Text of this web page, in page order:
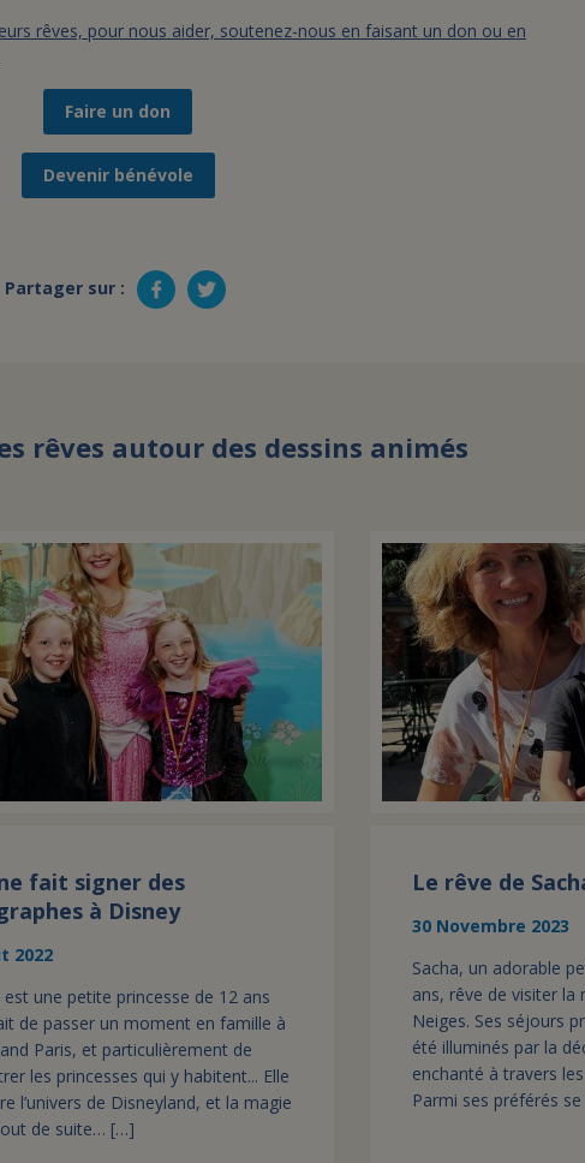
rêves, pour nous aider, soutenez-nous en faisant un don ou en
Faire un don
Devenir bénévole
Partager sur :
rêves autour des dessins animés
fait signer des
à Disney
2022
est une petite princesse de 12 ans
de passer un moment en famille à
Paris, et particulièrement de
les princesses qui y habitent... Elle
l’univers de Disneyland, et la magie
de suite… […]
Le rêve de
30 Novembre 2023
Sacha, un adorable
ans, rêve de visiter la
Neiges. Ses séjours
été illuminés par la
enchanté à travers
Parmi ses préférés